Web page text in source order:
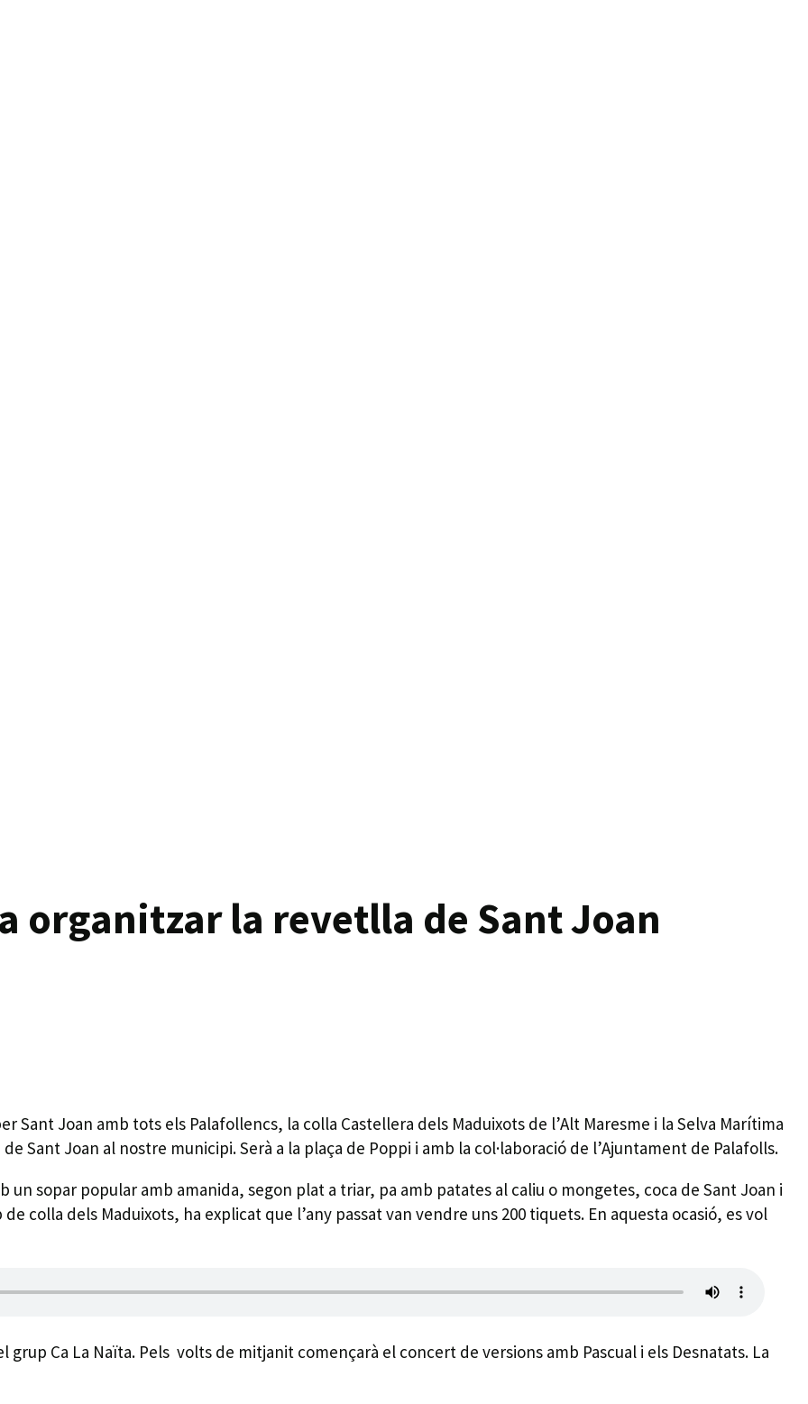
organitzar la revetlla de Sant Joan
Sant Joan amb tots els Palafollencs, la colla Castellera dels Maduixots de l’Alt Maresme i la Selva Marítima
Sant Joan al nostre municipi. Serà a la plaça de Poppi i amb la col·laboració de l’Ajuntament de Palafolls.
un sopar popular amb amanida, segon plat a triar, pa amb patates al caliu o mongetes, coca de Sant Joan i
colla dels Maduixots, ha explicat que l’any passat van vendre uns 200 tiquets. En aquesta ocasió, es vol
grup Ca La Naïta. Pels volts de mitjanit començarà el concert de versions amb Pascual i els Desnatats. La